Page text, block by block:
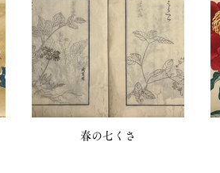
春の七くさ